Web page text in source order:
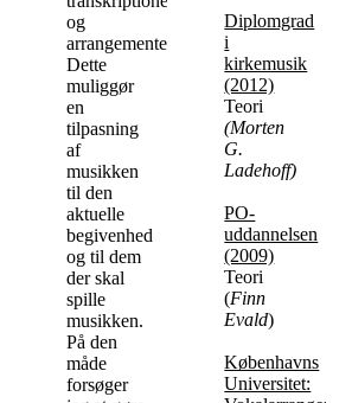
og
arrangementer.
Dette
muliggør
en
tilpasning
af
musikken
til den
aktuelle
begivenhed
og til dem
der skal
spille
musikken.
På den
måde
forsøger
Diplomgrad
i
kirkemusik
(2012)
Teori
(Morten
G.
Ladehoff)
PO-
uddannelsen
(2009)
Teori
(Finn
Evald)
Københavns
Universitet: